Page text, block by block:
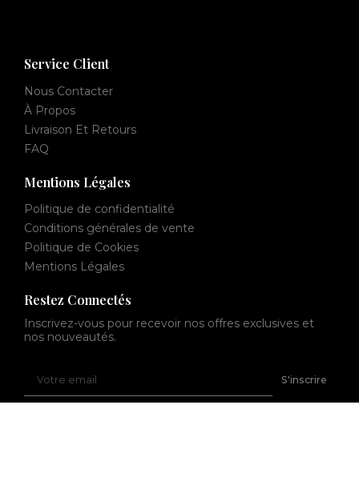
Service Client
Nous Contacter
À Propos
Livraison Et Retours
FAQ
Mentions Légales
Politique de confidentialité
Conditions générales de vente
Politique de Cookies
Mentions Légales
Restez Connectés
Inscrivez-vous pour recevoir nos offres exclusives et
nos nouveautés.
email
S'inscrire